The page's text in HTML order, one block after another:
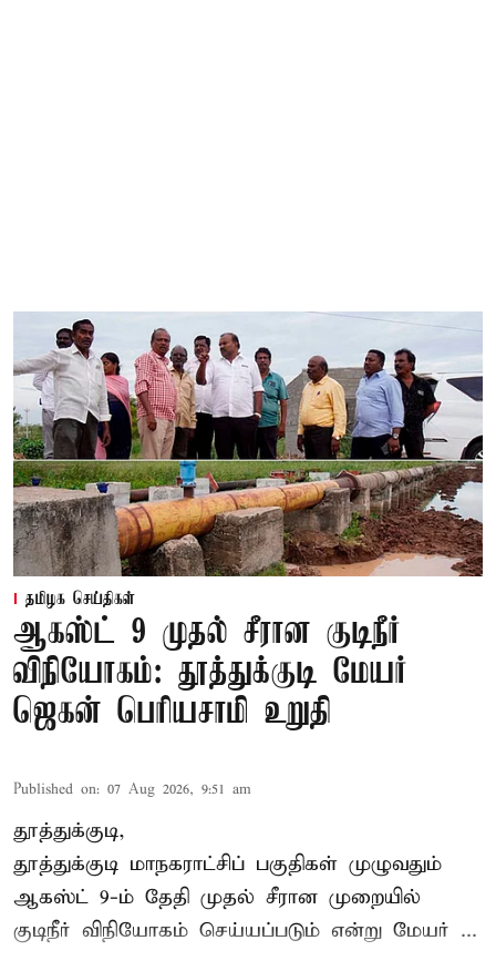
தமிழக செய்திகள்
ஆகஸ்ட் 9 முதல் சீரான குடிநீர்
விநியோகம்: தூத்துக்குடி மேயர்
ஜெகன் பெரியசாமி உறுதி
Published on: 07 Aug 2026, 9:51 am
தூத்துக்குடி,
தூத்துக்குடி மாநகராட்சிப் பகுதிகள் முழுவதும்
ஆகஸ்ட் 9-ம் தேதி முதல் சீரான முறையில்
குடிநீர் விநியோகம் செய்யப்படும் என்று மேயர் ...